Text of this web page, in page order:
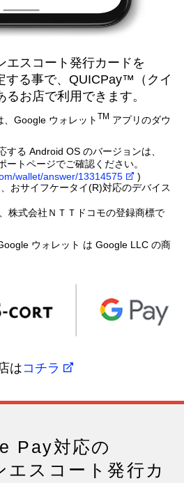
エスコート発行カードを
する事で、 QUICPay™（クイ
るお店で利用できます。
Google ウォレット TM アプリのダウ
する Android OS のバージョンは、
トページでご確認ください。
wallet/answer/13314575
)
おサイフケータイ(R)対応のデバイス
株式会社ＮＴＴドコモの登録商標で
ウォレット は Google LLC の商
はコチラ
Pay対応の
エスコート発行カ